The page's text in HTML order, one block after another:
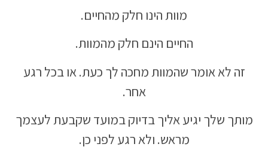
מוות הינו חלק מהחיים.
החיים הינם חלק מהמוות.
זה לא אומר שהמוות מחכה לך כעת. או בכל רגע
אחר.
מותך שלך יגיע אליך בדיוק במועד שקבעת לעצמך
מראש. ולא רגע לפני כן.